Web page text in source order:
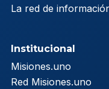
La red de
Institucional
Misiones.uno
Red Misiones.uno